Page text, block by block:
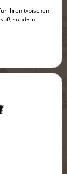
ihren typischen
sondern